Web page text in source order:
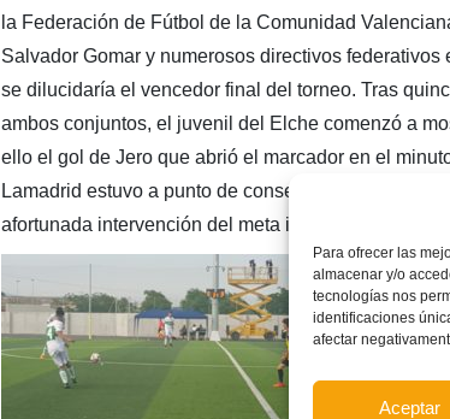
Para ofrecer las
almacenar y/o
tecnologías nos
identificaciones
afectar
Aceptar
la Federación de Fútbol de la Comunidad
Salvador Gomar y numerosos directivos
se dilucidaría el vencedor final del torneo. Tras
ambos conjuntos, el juvenil del Elche comenzó a
ello el gol de Jero que abrió el marcador en el
Lamadrid estuvo a punto de conseguir el empate
afortunada intervención del meta ilicitano lo evitó.